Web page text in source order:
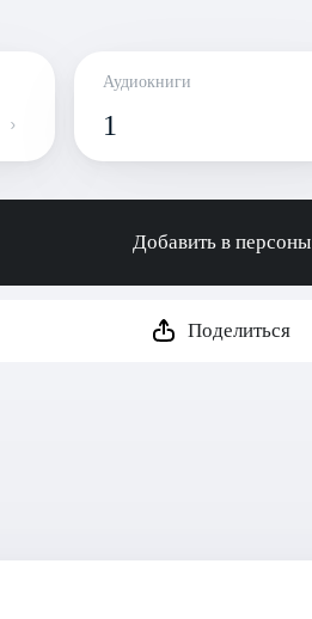
Аудиокниги
1
Добавить в персоны
Поделиться